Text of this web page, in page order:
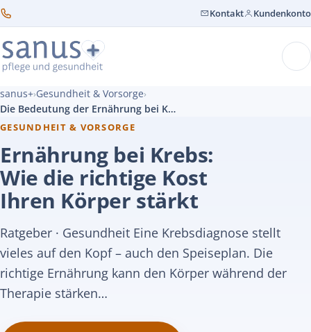
Kontakt Kundenkonto
sanus+›Gesundheit & Vorsorge›
Die Bedeutung der Ernährung bei Krebserkrankungen
GESUNDHEIT & VORSORGE
Ernährung bei Krebs:
Wie die richtige Kost
Ihren Körper stärkt
Ratgeber · Gesundheit Eine Krebsdiagnose stellt
vieles auf den Kopf – auch den Speiseplan. Die
richtige Ernährung kann den Körper während der
Therapie stärken…